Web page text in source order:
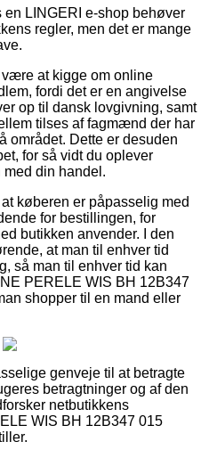
en LINGERI e-shop behøver
regler, men det er mange
at kigge om online
fordi det er en angivelse
op til dansk lovgivning, samt
tilses af fagmænd der har
området. Dette er desuden
for så vidt du oplever
din handel.
køberen er påpasselig med
for bestillingen, for
butikken anvender. I den
at man til enhver tid
så man til enhver tid kan
PERELE WIS BH 12B347
shopper til en mand eller
genveje til at betragte
betragtninger og af den
netbutikkens
WIS BH 12B347 015